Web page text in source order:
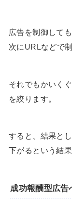
広告を制御して
次にURLなどで
それでもかいく
を絞ります。
すると、結果と
下がるという結
成功報酬型広告